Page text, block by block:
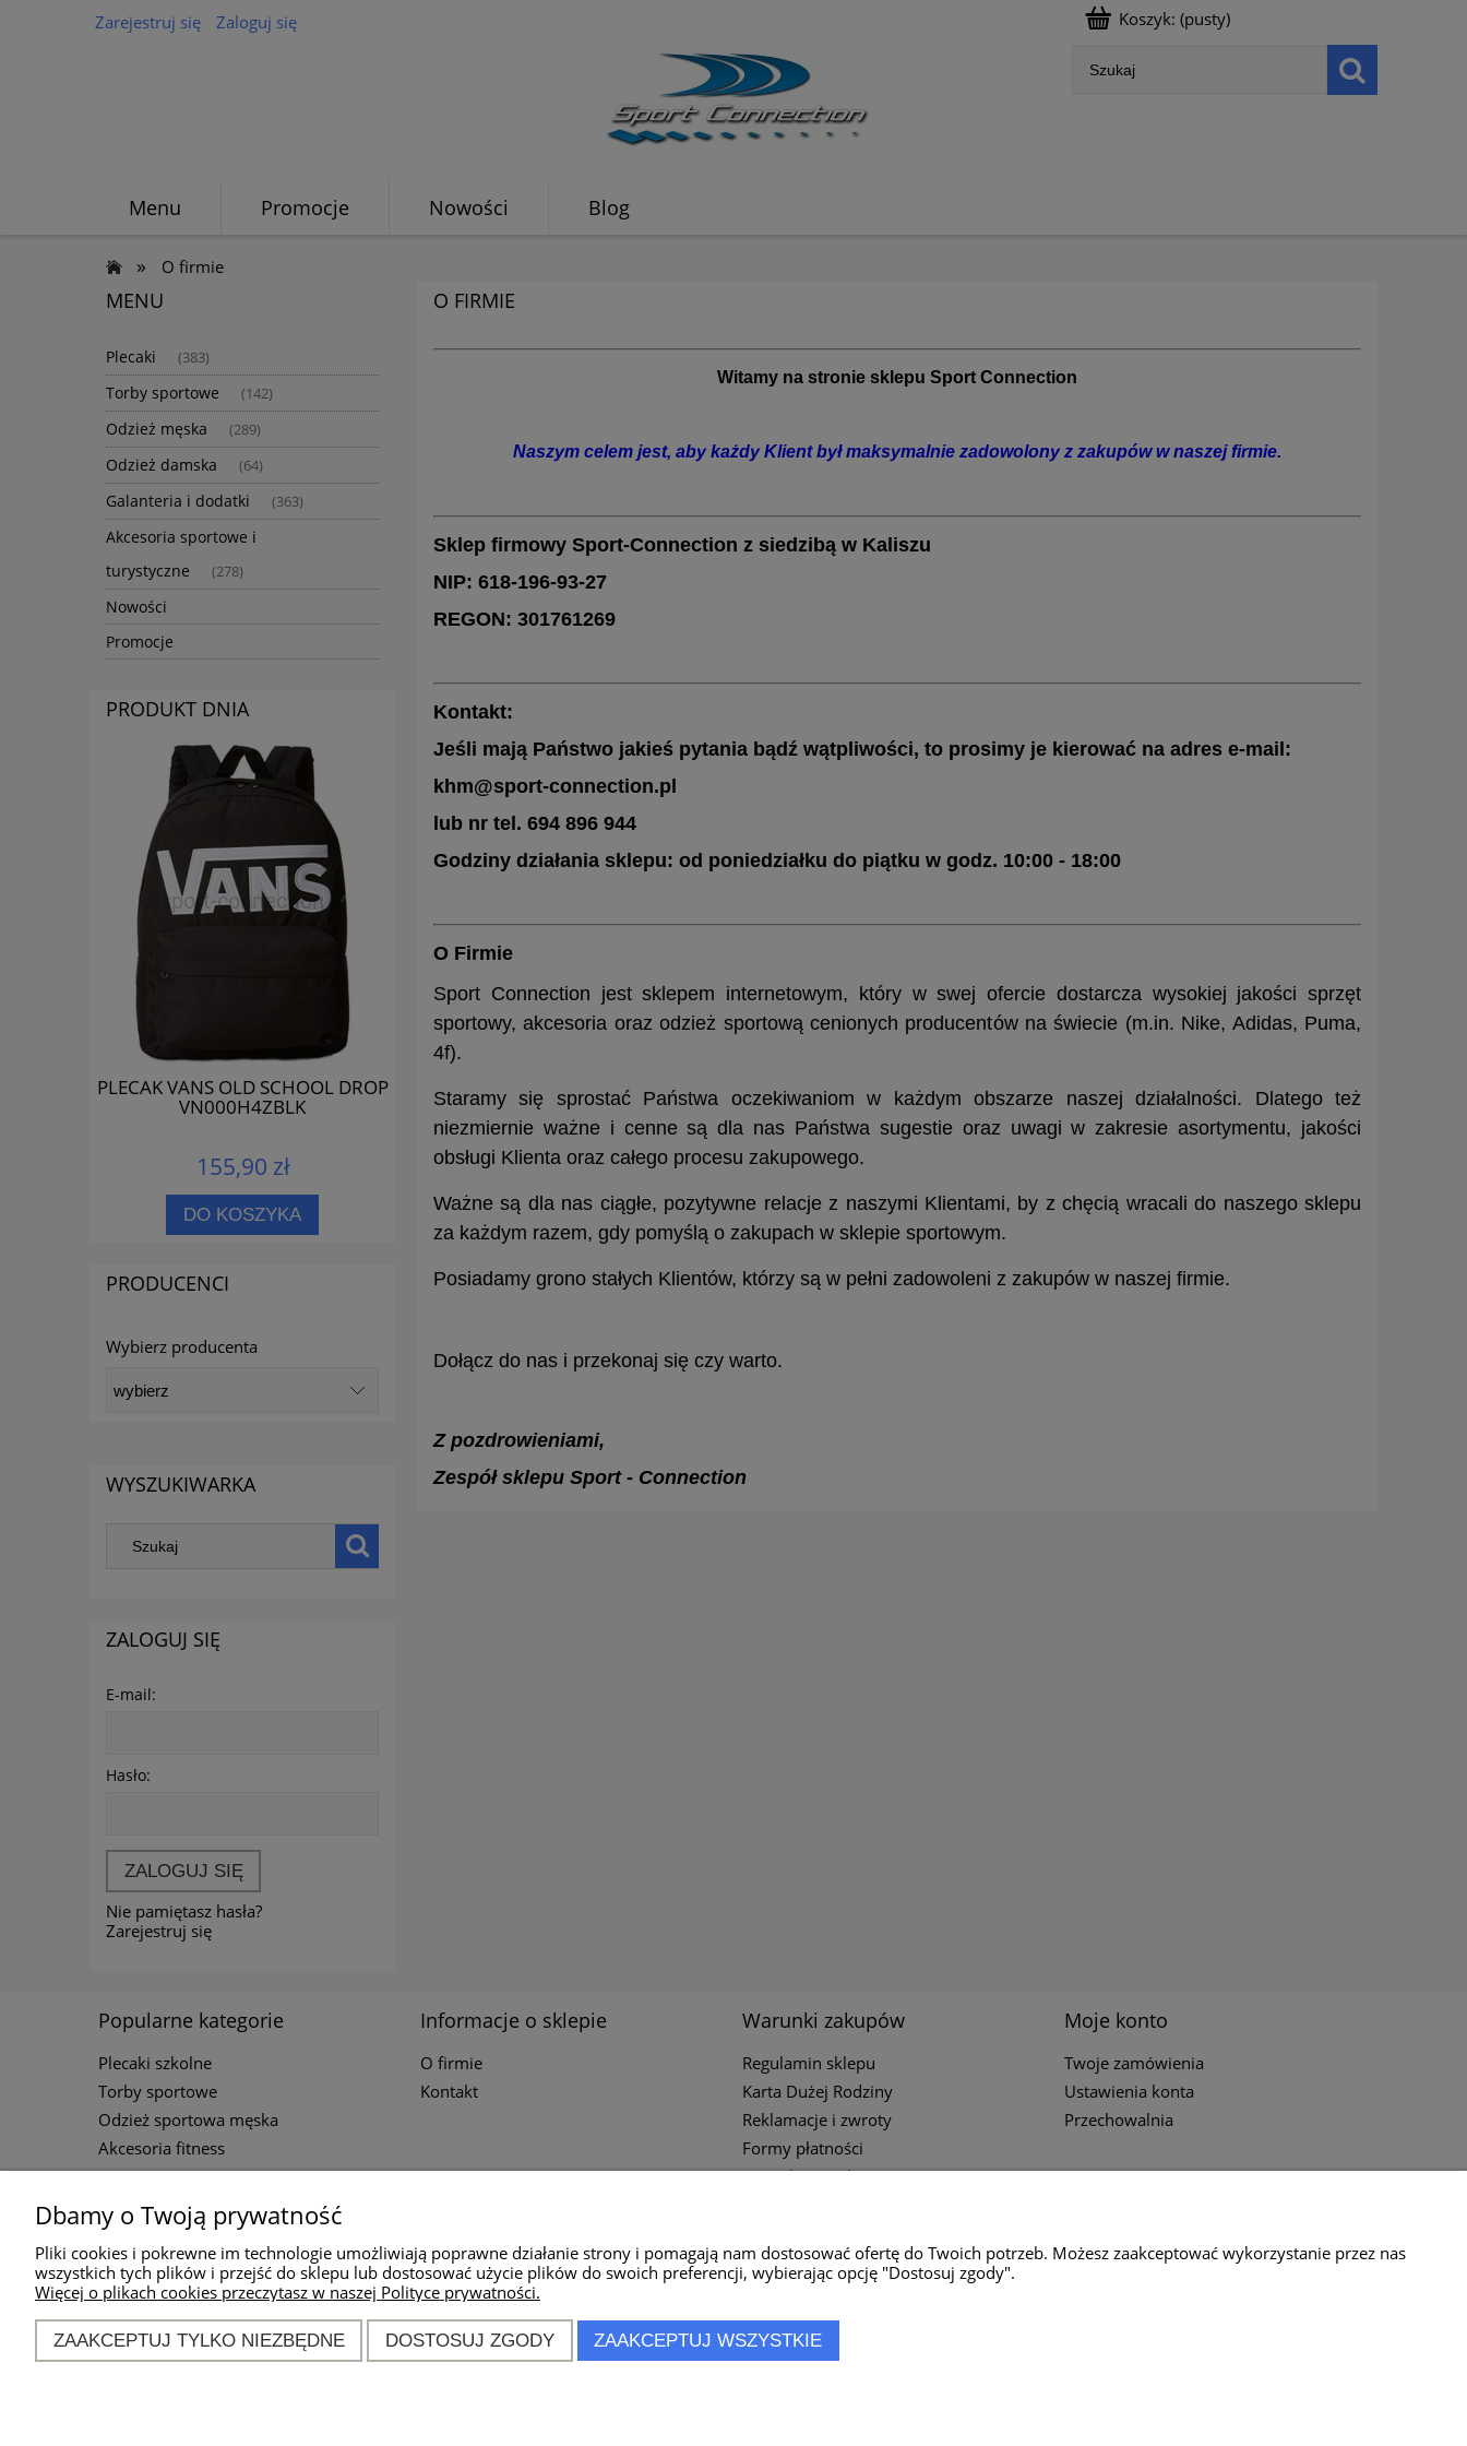
Zarejestruj się Zaloguj się Koszyk: (pusty)
Menu Promocje Nowości Blog
» O firmie
MENU
Plecaki (383)
Torby sportowe (142)
Odzież męska (289)
Odzież damska (64)
Galanteria i dodatki (363)
Akcesoria sportowe i
turystyczne
(278)
Nowości
Promocje
PRODUKT DNIA
PLECAK VANS OLD SCHOOL DROP
VN000H4ZBLK
155,90 zł
DO KOSZYKA
PLECAK VANS OLD SKOOL
VN000H4XY28
129,90 zł
DO KOSZYKA
PLECAK PUMA PHASE SET 79946
99,90 zł
DO KOSZYKA
PLECAK NIKE HERITAGE DC4244-
353
DO KOSZYKA
PLECAK NIKE
PRODUCENCI
Wybierz producenta
WYSZUKIWARKA
ZALOGUJ SIĘ
E-mail:
Hasło:
ZALOGUJ SIĘ
Nie pamiętasz hasła?
Zarejestruj się
O FIRMIE
Witamy na stronie sklepu Sport Connection
Naszym celem jest, aby każdy Klient był maksymalnie zadowolony z zakupów w naszej firmie.
Sklep firmowy Sport-Connection z siedzibą w Kaliszu
NIP: 618-196-93-27
REGON: 301761269
Kontakt:
Jeśli mają Państwo jakieś pytania bądź wątpliwości, to prosimy je kierować na adres e-mail:
khm@sport-connection.pl
lub nr tel. 694 896 944
Godziny działania sklepu: od poniedziałku do piątku w godz. 10:00 - 18:00
O Firmie
Sport Connection jest sklepem internetowym, który w swej ofercie dostarcza wysokiej jakości sprzęt
sportowy, akcesoria oraz odzież sportową cenionych producentów na świecie (m.in. Nike, Adidas, Puma,
4f).
Staramy się sprostać Państwa oczekiwaniom w każdym obszarze naszej działalności. Dlatego też
niezmiernie ważne i cenne są dla nas Państwa sugestie oraz uwagi w zakresie asortymentu, jakości
obsługi Klienta oraz całego procesu zakupowego.
Ważne są dla nas ciągłe, pozytywne relacje z naszymi Klientami, by z chęcią wracali do naszego sklepu
za każdym razem, gdy pomyślą o zakupach w sklepie sportowym.
Posiadamy grono stałych Klientów, którzy są w pełni zadowoleni z zakupów w naszej firmie.
Dołącz do nas i przekonaj się czy warto.
Z pozdrowieniami,
Zespół sklepu Sport - Connection
Popularne kategorie
Plecaki szkolne
Torby sportowe
Odzież sportowa męska
Akcesoria fitness
Informacje o sklepie
O firmie
Kontakt
Warunki zakupów
Regulamin sklepu
Karta Dużej Rodziny
Reklamacje i zwroty
Formy płatności
Czas i koszty dostawy
Moje konto
Twoje zamówienia
Ustawienia konta
Przechowalnia
Kontakt
Godziny działania sklepu:
od poniedziałku do piątku
w godz. 10:00 - 18:00
Dbamy o Twoją prywatność
Pliki cookies i pokrewne im technologie umożliwiają poprawne działanie strony i pomagają nam dostosować ofertę do Twoich potrzeb. Możesz zaakceptować wykorzystanie przez nas
wszystkich tych plików i przejść do sklepu lub dostosować użycie plików do swoich preferencji, wybierając opcję "Dostosuj zgody".
Więcej o plikach cookies przeczytasz w naszej Polityce prywatności.
ZAAKCEPTUJ TYLKO NIEZBĘDNE DOSTOSUJ ZGODY ZAAKCEPTUJ WSZYSTKIE